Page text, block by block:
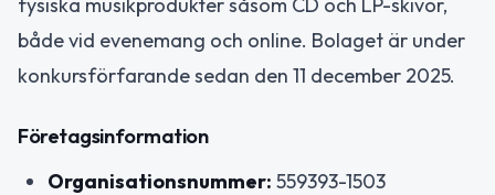
både vid evenemang och online. Bolaget är under
konkursförfarande sedan den 11 december 2025.
Företagsinformation
Organisationsnummer: 559393-1503